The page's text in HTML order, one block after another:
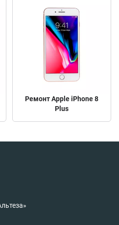
Ремонт Apple iPhone 8
Plus